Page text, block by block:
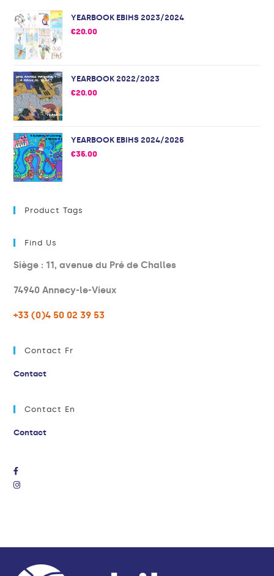
YEARBOOK EBIHS 2023/2024
€20.00
YEARBOOK 2022/2023
€20.00
YEARBOOK EBIHS 2024/2025
€35.00
Product Tags
Find Us
Siège : 11, avenue du Pré de Challes
74940 Annecy-le-Vieux
+33 (0)4 50 02 39 53
Contact Fr
Contact
Contact En
Contact